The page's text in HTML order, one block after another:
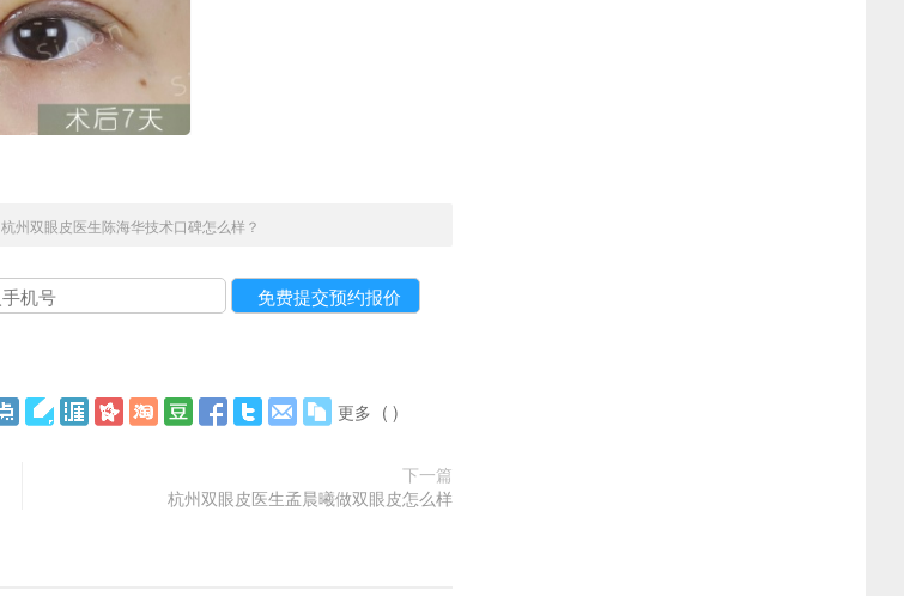
杭州双眼皮医生陈海华技术口碑怎么样？
更多 ( )
下一篇
杭州双眼皮医生孟晨曦做双眼皮怎么样